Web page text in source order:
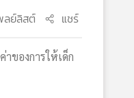
ลย์ลิสต์ แชร์
ของการให้เด็ก